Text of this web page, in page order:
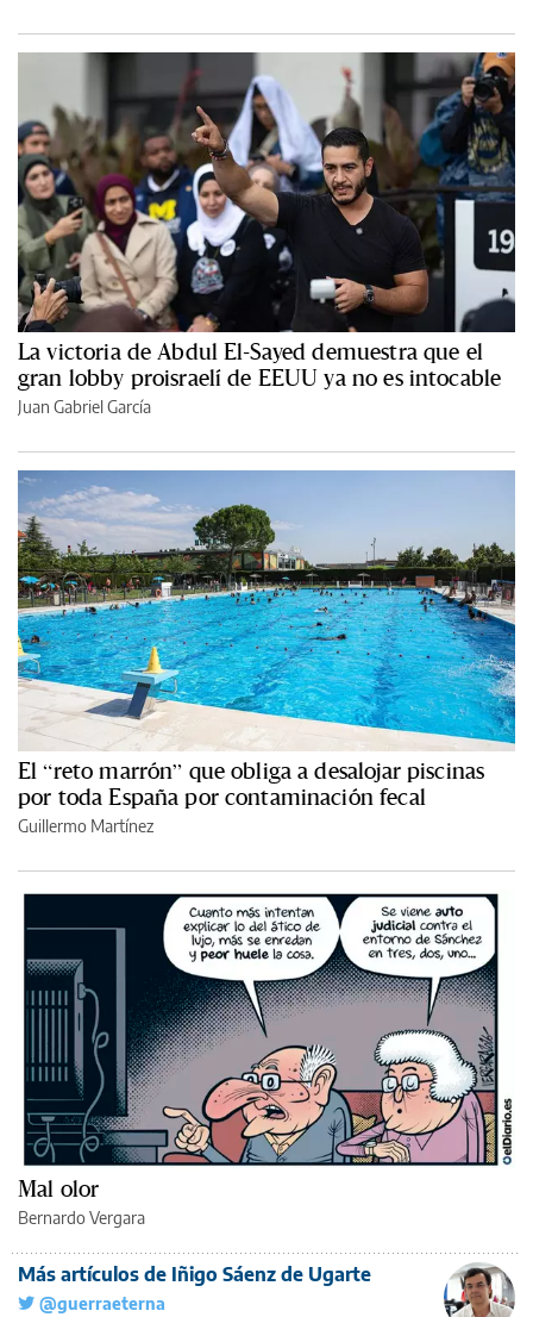
La victoria de Abdul El-Sayed demuestra que el
gran lobby proisraelí de EEUU ya no es intocable
Juan Gabriel García
El “reto marrón” que obliga a desalojar piscinas
por toda España por contaminación fecal
Guillermo Martínez
Mal olor
Bernardo Vergara
Más artículos de Iñigo Sáenz de Ugarte
@guerraeterna